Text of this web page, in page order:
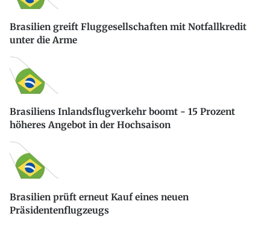
Brasilien greift Fluggesellschaften mit Notfallkredit
unter die Arme
Brasiliens Inlandsflugverkehr boomt - 15 Prozent
höheres Angebot in der Hochsaison
Brasilien prüft erneut Kauf eines neuen
Präsidentenflugzeugs